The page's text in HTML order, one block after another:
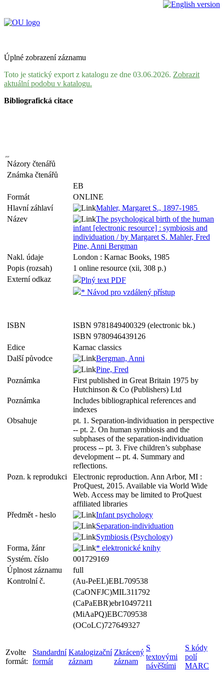
Úplné zobrazení záznamu
Toto je statický export z katalogu ze dne 03.06.2026. Zobrazit
aktuální podobu v katalogu.
Bibliografická citace
Názory čtenářů
Známka čtenářů
EB
Formát
ONLINE
Hlavní záhlaví
Mahler, Margaret S., 1897-1985
Název
The psychological birth of the human
infant [electronic resource] : symbiosis and
individuation / by Margaret S. Mahler, Fred
Pine, Anni Bergman
Nakl. údaje
London : Karnac Books, 1985
Popis (rozsah)
1 online resource (xii, 308 p.)
Externí odkaz
Plný text PDF
* Návod pro vzdálený přístup
ISBN
ISBN 9781849400329 (electronic bk.)
ISBN 9780946439126
Edice
Karnac classics
Další původce
Bergman, Anni
Pine, Fred
Poznámka
First published in Great Britain 1975 by
Hutchinson & Co (Publishers) Ltd
Poznámka
Includes bibliographical references and
indexes
Obsahuje
pt. 1. Separation-individuation in perspective
-- pt. 2. On human symbiosis and the
subphases of the separation-individuation
process -- pt. 3. Five children’s subphase
development -- pt. 4. Summary and
reflections.
Pozn. k reprodukci
Electronic reproduction. Ann Arbor, MI :
ProQuest, 2015. Available via World Wide
Web. Access may be limited to ProQuest
affiliated libraries
Předmět - heslo
Infant psychology
Separation-individuation
Symbiosis (Psychology)
Forma, žánr
* elektronické knihy
Systém. číslo
001729169
Úplnost záznamu
full
Kontrolní č.
(Au-PeEL)EBL709538
(CaONFJC)MIL311792
(CaPaEBR)ebr10497211
(MiAaPQ)EBC709538
(OCoLC)727649327
Zvolte
formát:
Standardní
formát
Katalogizační
záznam
Zkrácený
záznam
S
textovými
návěštími
S kódy
polí
MARC